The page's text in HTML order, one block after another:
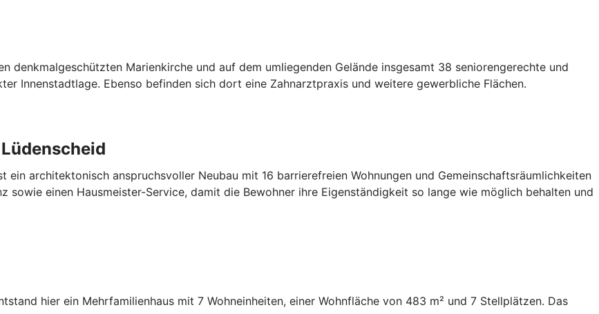
denkmalgeschützten Marienkirche und auf dem umliegenden Gelände insgesamt 38 seniorengerechte und
Innenstadtlage. Ebenso befinden sich dort eine Zahnarztpraxis und weitere gewerbliche Flächen.
ein architektonisch anspruchsvoller Neubau mit 16 barrierefreien Wohnungen und Gemeinschafts­räumlichkeiten
sowie einen Hausmeister-Service, damit die Bewohner ihre Eigenständigkeit so lange wie möglich behalten und
hier ein Mehrfamilienhaus mit 7 Wohneinheiten, einer Wohnfläche von 483 m² und 7 Stellplätzen. Das